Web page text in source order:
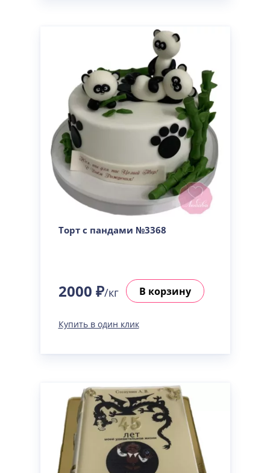
Торт с пандами №3368
2000 ₽/кг В корзину
Купить в один клик